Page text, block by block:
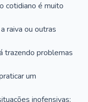
cotidiano é muito
raiva ou outras
trazendo problemas
um
inofensivas;